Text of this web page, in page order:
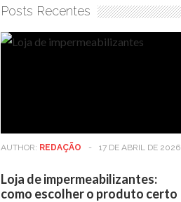
Posts Recentes
AUTHOR: REDAÇÃO - 17 DE ABRIL DE 2026
Loja de impermeabilizantes:
como escolher o produto certo